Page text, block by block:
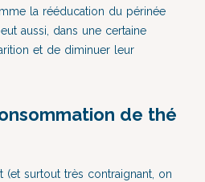
la rééducation du périnée
aussi, dans une certaine
et de diminuer leur
de thé
(et surtout très contraignant, on